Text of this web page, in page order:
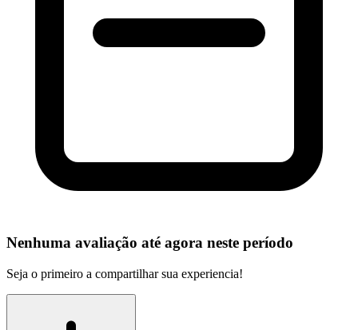
Nenhuma avaliação até agora neste período
Seja o primeiro a compartilhar sua experiencia!